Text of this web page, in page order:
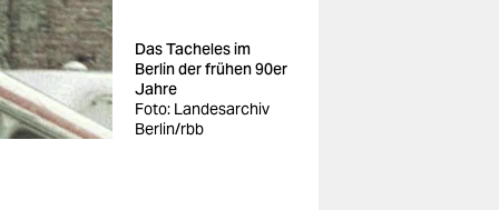
Das Tacheles im
Berlin der frühen 90er
Jahre
Foto: Landesarchiv
Berlin/rbb